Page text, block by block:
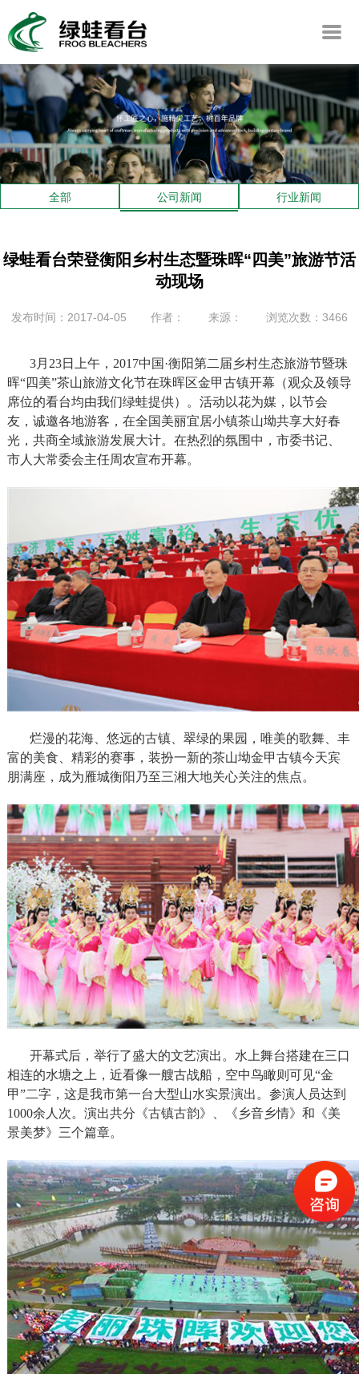
全部 公司新闻 行业新闻
绿蛙看台荣登衡阳乡村生态暨珠晖“四美”旅游节活
动现场
发布时间：2017-04-05 作者： 来源： 浏览次数：3466
3月23日上午，2017中国·衡阳第二届乡村生态旅游节暨珠
晖“四美”茶山旅游文化节在珠晖区金甲古镇开幕（观众及领导
席位的看台均由我们绿蛙提供）。活动以花为媒，以节会
友，诚邀各地游客，在全国美丽宜居小镇茶山坳共享大好春
光，共商全域旅游发展大计。在热烈的氛围中，市委书记、
市人大常委会主任周农宣布开幕。
烂漫的花海、悠远的古镇、翠绿的果园，唯美的歌舞、丰
富的美食、精彩的赛事，装扮一新的茶山坳金甲古镇今天宾
朋满座，成为雁城衡阳乃至三湘大地关心关注的焦点。
开幕式后，举行了盛大的文艺演出。水上舞台搭建在三口
相连的水塘之上，近看像一艘古战船，空中鸟瞰则可见“金
甲”二字，这是我市第一台大型山水实景演出。参演人员达到
1000余人次。演出共分《古镇古韵》、《乡音乡情》和《美
景美梦》三个篇章。